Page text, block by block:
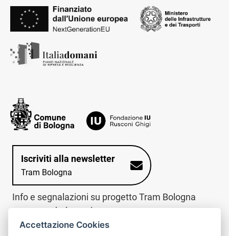
Iscriviti alla newsletter
Tram Bologna
Info e segnalazioni su progetto Tram Bologna
www.trambologna.it
trova infopoint sulla mappa interattiva
telefona al call center
Accettazione Cookies